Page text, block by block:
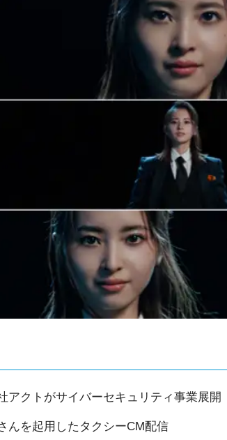
アクトがサイバーセキュリティ事業展開
んを起用したタクシーCM配信